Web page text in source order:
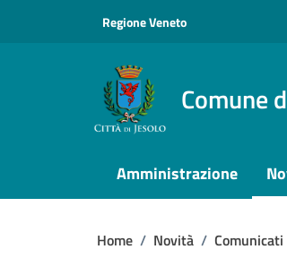
Regione Veneto
Comune
Amministrazione
Home / Novità / Comunicati